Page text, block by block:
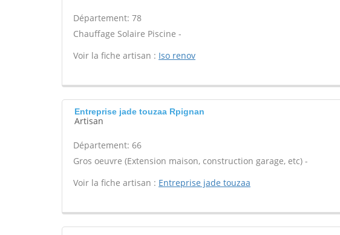
Département: 78
Chauffage Solaire Piscine -
Voir la fiche artisan : Iso renov
Entreprise jade touzaa Rpignan
Artisan
Département: 66
Gros oeuvre (Extension maison, construction garage, etc) -
Voir la fiche artisan : Entreprise jade touzaa